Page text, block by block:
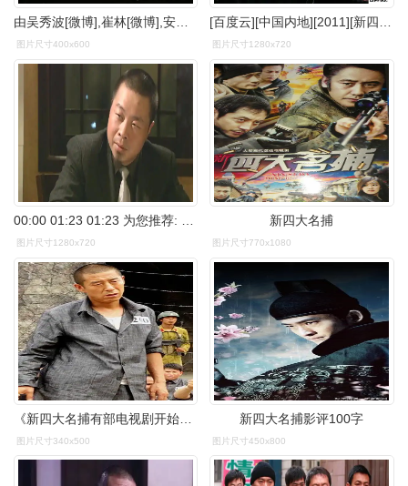
由吴秀波[微博],崔林[微博],安泽豪主演的电视剧《新四大名捕》今日(5
图片尺寸400x600
[百度云][中国内地][2011][新四大名捕][安泽豪,吴秀波,崔林,李广斌]
图片尺寸1280x720
图片尺寸1280x720
新四大名捕
图片尺寸770x1080
图片尺寸340x500
新四大名捕影评100字
图片尺寸450x800